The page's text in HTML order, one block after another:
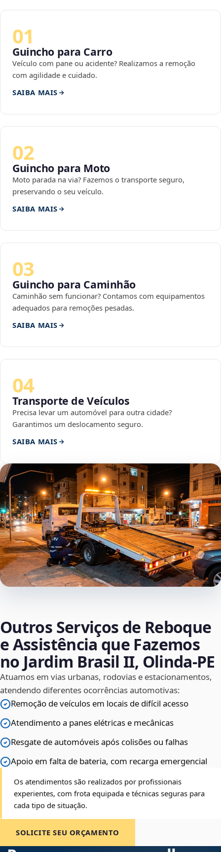
01
Guincho para Carro
Veículo com pane ou acidente? Realizamos a remoção
com agilidade e cuidado.
SAIBA MAIS
02
Guincho para Moto
Moto parada na via? Fazemos o transporte seguro,
preservando o seu veículo.
SAIBA MAIS
03
Guincho para Caminhão
Caminhão sem funcionar? Contamos com equipamentos
adequados para remoções pesadas.
SAIBA MAIS
04
Transporte de Veículos
Precisa levar um automóvel para outra cidade?
Garantimos um deslocamento seguro.
SAIBA MAIS
Outros Serviços de Reboque
e Assistência que Fazemos
no Jardim Brasil II, Olinda‑PE
Atuamos em vias urbanas, rodovias e estacionamentos,
atendendo diferentes ocorrências automotivas:
Remoção de veículos em locais de difícil acesso
Atendimento a panes elétricas e mecânicas
Resgate de automóveis após colisões ou falhas
Apoio em falta de bateria, com recarga emergencial
Os atendimentos são realizados por profissionais
experientes, com frota equipada e técnicas seguras para
cada tipo de situação.
SOLICITE SEU ORÇAMENTO